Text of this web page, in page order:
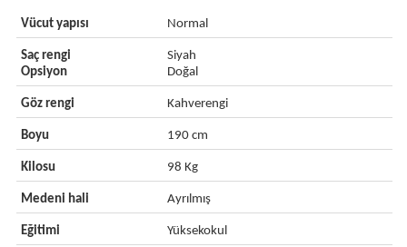
Vücut yapısı Normal
Saç rengi
Opsiyon
Siyah
Doğal
Göz rengi Kahverengi
Boyu 190 cm
Kilosu 98 Kg
Medeni hali Ayrılmış
Eğitimi Yüksekokul